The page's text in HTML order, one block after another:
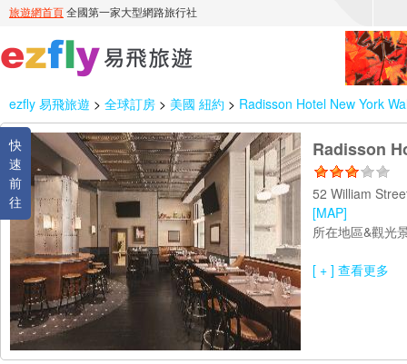
ezfly 易飛旅遊 > 全球訂房 > 美國 紐約 > Radisson Hotel New York
快
速
前
往
Radisson
52 William
[MAP]
所在地區&觀光
[ + ] 查看更多